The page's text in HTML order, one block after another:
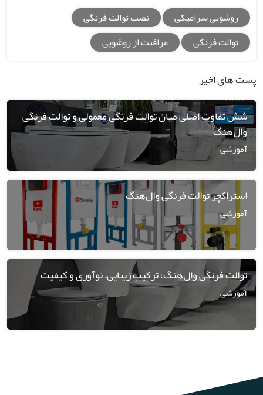
روشویی سرامیکی
نصب توالت فرنگی
توالت فرنگی
مراقبت از روشویی
پست های اخیر
شش تفاوت اصلی میان توالت فرنگی معمولی و توالت فرنگی
وال‌هنگ
آموزشی
استراکچر توالت فرنگی وال‌هنگ
آموزشی
توالت فرنگی وال‌هنگ؛ ترکیب زیبایی، نوآوری و کیفیت
آموزشی